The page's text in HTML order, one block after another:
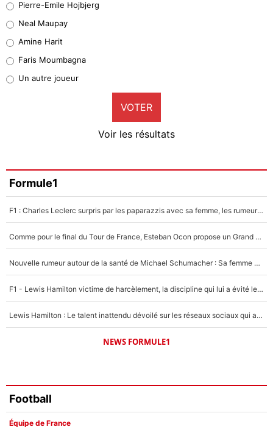
5%
1%
9%
Faris Moumbagna
5%
Un autre joueur
5%
Pierre-Emile Hojbjerg
Neal Maupay
Amine Harit
Faris Moumbagna
Un autre joueur
VOTER
Voir les résultats
Formule1
F1 : Charles Leclerc surpris par les paparazzis avec sa femme, les rumeurs étaient vraies !
Comme pour le final du Tour de France, Esteban Ocon propose un Grand Prix de Formule 1 à Paris : «Autour de l’Arc de Triomphe, ce serait génial» !
Nouvelle rumeur autour de la santé de Michael Schumacher : Sa femme Corinna sort du silence
F1 - Lewis Hamilton victime de harcèlement, la discipline qui lui a évité le pire : «J'aurais probablement mal tourné»
Lewis Hamilton : Le talent inattendu dévoilé sur les réseaux sociaux qui a impressionné Kim Kardashian pendant leurs vacances en amoureux !
NEWS FORMULE1
Football
Équipe de France